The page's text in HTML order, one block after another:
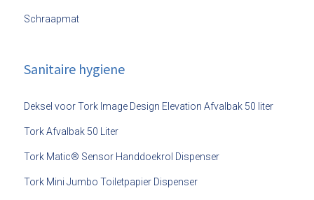
Schraapmat
Sanitaire hygiene
Deksel voor Tork Image Design Elevation Afvalbak 50 liter
Tork Afvalbak 50 Liter
Tork Matic® Sensor Handdoekrol Dispenser
Tork Mini Jumbo Toiletpapier Dispenser